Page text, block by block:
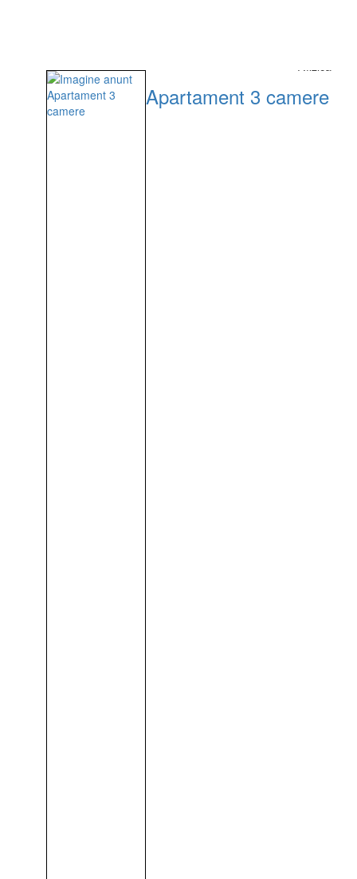
Apartament 3 camere